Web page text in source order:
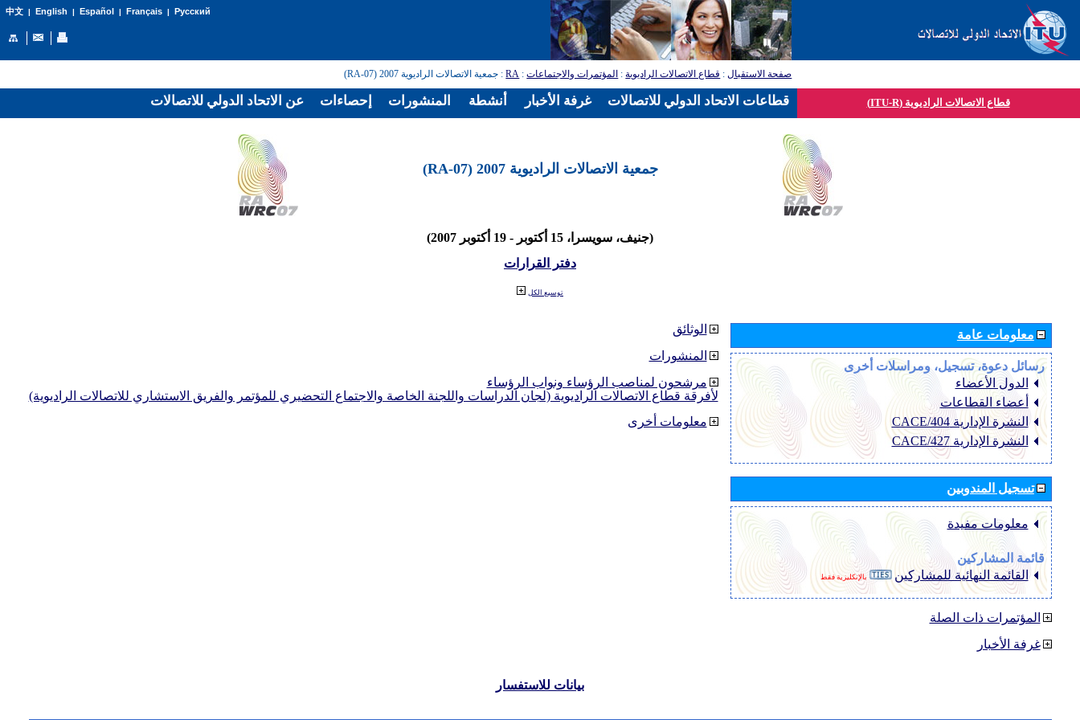
中文| English | Español | Français| Русский
صفحة الاستقبال: قطاع الاتصالات الراديوية: المؤتمرات والاجتماعات:
RA: جمعية الاتصالات الراديوية 2007 (RA-07)
قطاع الاتصالات الراديوية (ITU-R)
جمعية الاتصالات الراديوية 2007 (RA-07)
(جنيف، سويسرا، 15 أكتوبر - 19 أكتوبر 2007)
دفتر القرارات
توسيع الكل
الوثائق
المنشورات
مرشحون لمناصب الرؤساء ونواب الرؤساء
لأفرقة قطاع الاتصالات الراديوية (لجان الدراسات واللجنة الخاصة والاجتماع التحضيري للمؤتمر والفريق الاستشاري للاتصالات الراديوية)
معلومات أخرى
معلومات عامة
رسائل دعوة، تسجيل، ومراسلات أخرى
الدول الأعضاء
أعضاء القطاعات
النشرة الإدارية CACE/404
النشرة الإدارية CACE/427
تسجيل المندوبين
معلومات مفيدة
قائمة المشاركين
القائمة النهائية للمشاركين
بالإنكليزية فقط
المؤتمرات ذات الصلة
غرفة الأخبار
بيانات للاستفسار
عن الاتحاد الدولي للاتصالات إحصاءات المنشورات أنشطة غرفة الأخبار قطاعات الاتحاد الدولي للاتصالات